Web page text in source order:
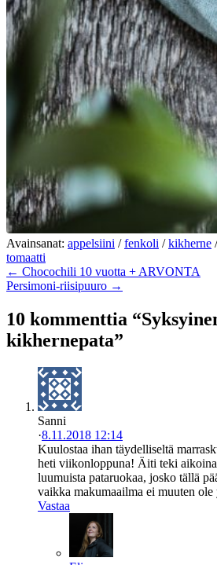
Avainsanat: appelsiini /fenkoli /kikherne
tomaatti
← Chocochili 10 vuotta + ARVONTA
Persimoni-riisipuuro →
10 kommenttia
kikhernepata”
Sanni
·8.11.2018 12:14
Kuulostaa ihan täydelliseltä
heti viikonloppuna! Äiti teki
luumuista pataruokaa, josko tällä
vaikka makumaailma ei muuten ole
Vastaa